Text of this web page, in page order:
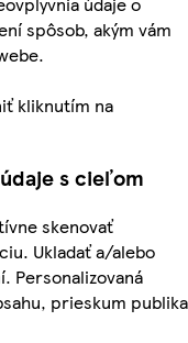
spôsob, akým vám
kliknutím na
s cieľom
skenovať
Ukladať a/alebo
Personalizovaná
prieskum publika